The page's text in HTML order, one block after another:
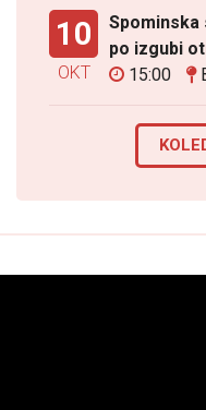
10
OKT
Spominska
po izgubi
15:00